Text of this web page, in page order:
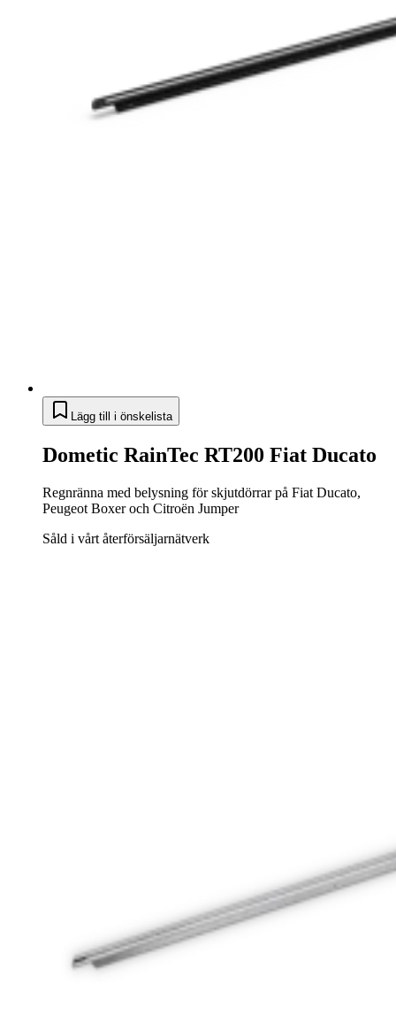
Lägg till i önskelista
Dometic RainTec RT200 Fiat Ducato
Regnränna med belysning för skjutdörrar på Fiat Ducato,
Peugeot Boxer och Citroën Jumper
Såld i vårt återförsäljarnätverk